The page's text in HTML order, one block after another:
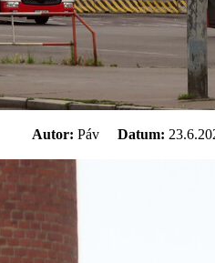
Autor: Páv Datum: